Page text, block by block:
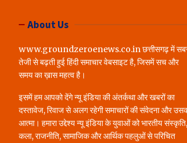
About Us
www.groundzeroenews.co.in छत्तीसगढ़ में
तेजी से बढ़ती हुई हिंदी समाचार वेबसाइट है, जिसमें सच और
समय का ख़ास महत्व है।
इसमें हम आपको देंगे न्यू इंडिया की अंतर्कथा और खबरों का
दस्तावेज, रिवाज से अलग रहेगी समाचारों की संवेदना और
आत्मा। हमारा उद्देश्य न्यू इंडिया के युवाओं को भारतीय संस्कृति,
कला, राजनीति, सामाजिक और आर्थिक पहलुओं से परिचित